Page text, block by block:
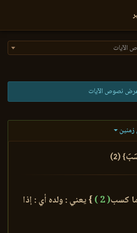
الآيات
نصوص الآيات
زمنين
(2)
كسب( 2 )
} يعني : ولده أي : إذا